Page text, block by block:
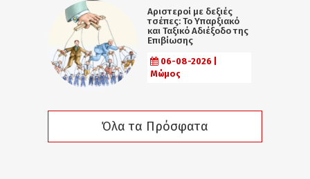
Αριστεροί με δεξιές
τσέπες: Το Υπαρξιακό
και Ταξικό Αδιέξοδο της
Επιβίωσης
06-08-2026 |
Μώμος
Όλα τα Πρόσφατα